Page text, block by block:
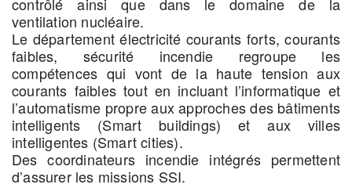
ventilation nucléaire.
Le département électricité courants forts, courants
faibles, sécurité incendie regroupe les
compétences qui vont de la haute tension aux
courants faibles tout en incluant l’informatique et
l’automatisme propre aux approches des bâtiments
intelligents (Smart buildings) et aux villes
intelligentes (Smart cities).
Des coordinateurs incendie intégrés permettent
d’assurer les missions SSI.